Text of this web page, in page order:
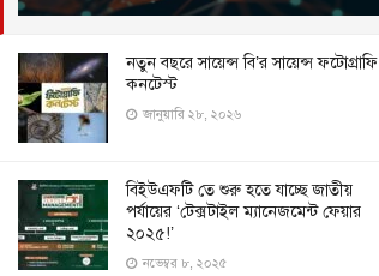
নতুন বছরে সায়েন্স বি’র সায়েন্স ফটোগ্রাফি
কনটেস্ট
জানুয়ারি ২৮, ২০২৬
বিইউএফটি তে শুরু হতে যাচ্ছে জাতীয়
পর্যায়ের ‘টেক্সটাইল ম্যানেজমেন্ট ফেয়ার
২০২৫!’
নভেম্বর ৮, ২০২৫